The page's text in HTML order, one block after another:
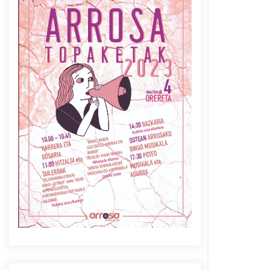
Azaroak 6 Iurretan Arrosa
sarearen IX. topaketak
2021/10/04
Berria egunkarian
elkarrizketa Arrosaren 20
urteez
2021/07/06
Arrosaren laburpen bideoa
Hamaika Telebistaren eskutik
2021/06/30